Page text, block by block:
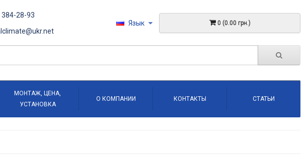
384-28-93
0 (0.00 грн.)
Язык
МОНТАЖ, ЦЕНА,
УСТАНОВКА
О КОМПАНИИ КОНТАКТЫ СТАТЬИ